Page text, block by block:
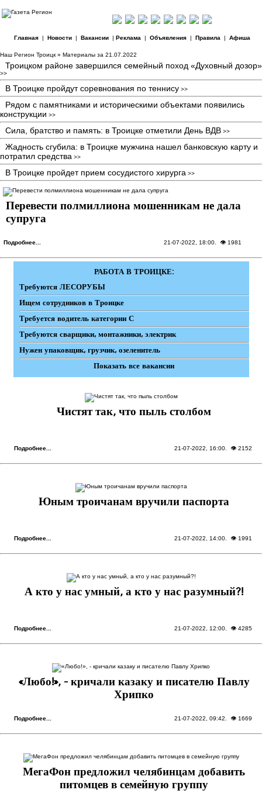
Главная| Новости| Вакансии| Реклама | Объявления| Правила | Афиша
Наш Регион Троицк » Материалы за 21.07.2022
Троицком районе завершился семейный поход «Духовный дозор»
>>
В Троицке пройдут соревнования по теннису >>
Рядом с памятниками и историческими объектами появились
конструкции >>
Сила, братство и память: в Троицке отметили День ВДВ >>
Жадность сгубила: в Троицке мужчина нашел банковскую карту и
потратил средства >>
В Троицке пройдет прием сосудистого хирурга >>
Перевести полмиллиона мошенникам не дала
супруга
Подробнее... 21-07-2022, 18:00 . 👁 1981
РАБОТА В ТРОИЦКЕ:
Требуются ЛЕСОРУБЫ
Ищем сотрудников в Троицке
Требуется водитель категории С
Требуются сварщики, монтажники, электрик
Нужен упаковщик, грузчик, озеленитель
Показать все вакансии
Чистят так, что пыль столбом
Подробнее... 21-07-2022, 16:00. 👁 2152
Юным троичанам вручили паспорта
Подробнее... 21-07-2022, 14:00. 👁 1991
А кто у нас умный, а кто у нас разумный?!
Подробнее... 21-07-2022, 12:00. 👁 4285
«Любо!», - кричали казаку и писателю Павлу
Хрипко
Подробнее... 21-07-2022, 09:42 . 👁 1669
МегаФон предложил челябинцам добавить
питомцев в семейную группу